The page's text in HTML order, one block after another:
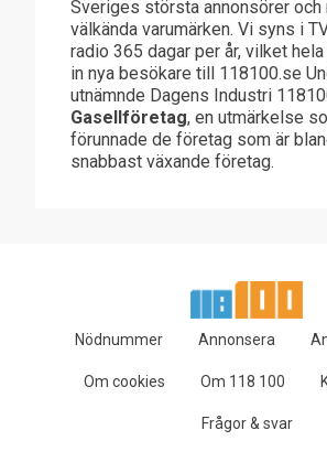
Sveriges största annonsörer och
välkända varumärken. Vi syns i
radio 365 dagar per år, vilket
in nya besökare till 118100.se
utnämnde Dagens Industri
Gasellföretag, en utmärkelse
förunnade de företag som är
snabbast växande företag.
Nödnummer Annonsera
Om cookies Om 118 100
Frågor & svar